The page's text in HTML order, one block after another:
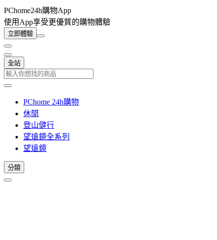
PChome24h購物App
使用App享受更優質的購物體驗
立即體驗
全站
PChome 24h購物
休閒
登山健行
望遠鏡全系列
望遠鏡
分類